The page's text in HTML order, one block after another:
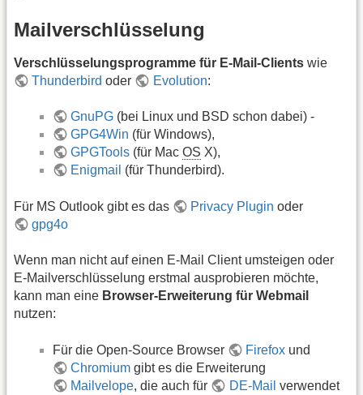
Mailverschlüsselung
Verschlüsselungsprogramme für E-Mail-Clients wie
Thunderbird oder Evolution:
GnuPG (bei Linux und BSD schon dabei) -
GPG4Win (für Windows),
GPGTools (für MacOS X),
Enigmail (für Thunderbird).
Für MS Outlook gibt es das Privacy Plugin oder
gpg4o
Wenn man nicht auf einen E-Mail Client umsteigen oder
E-Mailverschlüsselung erstmal ausprobieren möchte,
kann man eine Browser-Erweiterung für Webmail
nutzen:
Für die Open-Source Browser Firefox und
Chromium gibt es die Erweiterung
Mailvelope, die auch für DE-Mail verwendet